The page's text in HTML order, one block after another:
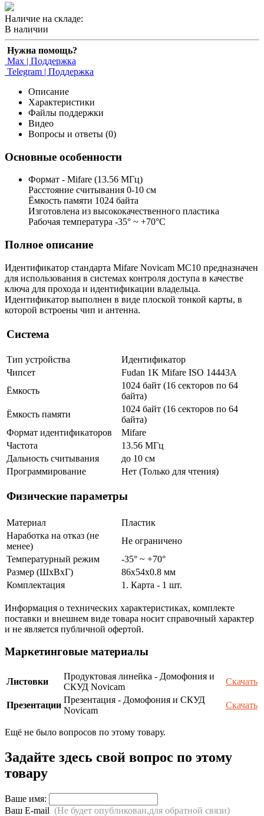
Наличие на складе:
В наличии
Нужна помощь?
Max | Поддержка
Telegram | Поддержка
Описание
Характеристики
Файлы поддержки
Видео
Вопросы и ответы (0)
Основные особенности
Формат - Mifare (13.56 МГц)
Расстояние считывания 0-10 см
Ёмкость памяти 1024 байта
Изготовлена из высококачественного пластика
Рабочая температура -35° ~ +70°С
Полное описание
Идентификатор стандарта Mifare Novicam MC10 предназначен
для использования в системах контроля доступа в качестве
ключа для прохода и идентификации владельца.
Идентификатор выполнен в виде плоской тонкой карты, в
которой встроены чип и антенна.
Система
Тип устройства
Идентификатор
Чипсет
Fudan 1K Mifare ISO 14443A
Ёмкость
1024 байт (16 секторов по 64
байта)
Ёмкость памяти
1024 байт (16 секторов по 64
байта)
Формат идентификаторов
Mifare
Частота
13.56 МГц
Дальность считывания
до 10 см
Программирование
Нет (Только для чтения)
Физические параметры
Материал
Пластик
Наработка на отказ (не
менее)
Не ограничено
Температурный режим
-35° ~ +70°
Размер (ШxВxГ)
86х54x0.8 мм
Комплектация
1. Карта - 1 шт.
Информация о технических характеристиках, комплекте
поставки и внешнем виде товара носит справочный характер
и не является публичной офертой.
Маркетинговые материалы
Листовки
Продуктовая линейка - Домофония и
СКУД Novicam
Скачать
Презентации
Презентация - Домофония и СКУД
Novicam
Скачать
Ещё не было вопросов по этому товару.
Задайте здесь свой вопрос по этому
товару
Ваше имя:
Ваш E-mail (Не будет опубликован,для обратной связи)